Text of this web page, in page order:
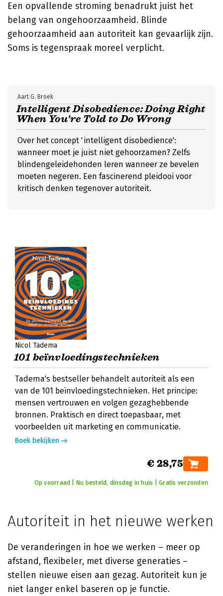
Een opvallende stroming benadrukt juist het
belang van ongehoorzaamheid. Blinde
gehoorzaamheid aan autoriteit kan gevaarlijk zijn.
Soms is tegenspraak moreel verplicht.
Intelligent Disobedience: Doing Right
When You're Told to Do Wrong
Aart G. Broek
Over het concept 'intelligent disobedience':
wanneer moet je juist niet gehoorzamen? Zelfs
blindengeleidehonden leren wanneer ze bevelen
moeten negeren. Een fascinerend pleidooi voor
kritisch denken tegenover autoriteit.
Nicol Tadema
101 beïnvloedingstechnieken
Tadema's bestseller behandelt autoriteit als een
van de 101 beïnvloedingstechnieken. Het principe:
mensen vertrouwen en volgen gezaghebbende
bronnen. Praktisch en direct toepasbaar, met
voorbeelden uit marketing en communicatie.
Boek bekijken
€ 28,75
Op voorraad | Nu besteld, dinsdag in huis | Gratis verzonden
Autoriteit in het nieuwe werken
De veranderingen in hoe we werken – meer op
afstand, flexibeler, met diverse generaties –
stellen nieuwe eisen aan gezag. Autoriteit kun je
niet langer enkel baseren op je functie.